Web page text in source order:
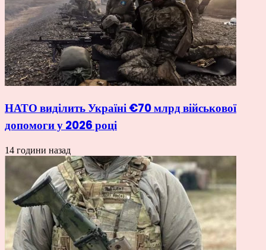
НАТО виділить Україні €70 млрд військової
допомоги у 2026 році
14 години назад